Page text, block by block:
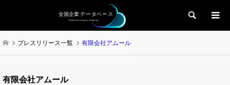
検索
プレスリリース一覧 有限会社アムール
有限会社アムール